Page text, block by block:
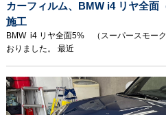
カーフィルム、BMW i4 リヤ全面
施工
BMW i4 リヤ全面5% （スーパースモー
おりました。 最近